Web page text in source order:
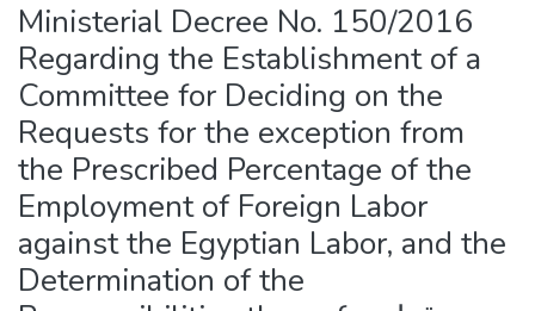
Ministerial Decree No. 150/2016
Regarding the Establishment of a
Committee for Deciding on the
Requests for the exception from
the Prescribed Percentage of the
Employment of Foreign Labor
against the Egyptian Labor, and the
Determination of the